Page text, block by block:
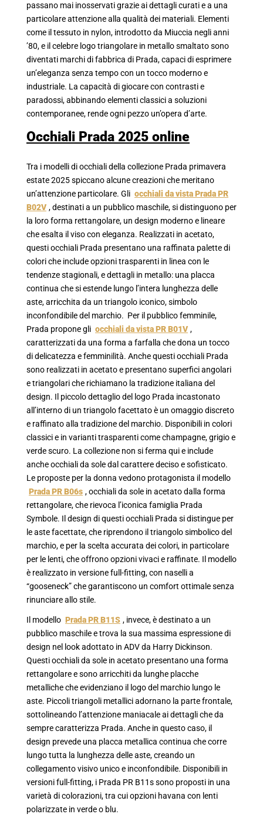
passano mai inosservati grazie ai dettagli curati e a una
particolare attenzione alla qualità dei materiali. Elementi
come il tessuto in nylon, introdotto da Miuccia negli anni
’80, e il celebre logo triangolare in metallo smaltato sono
diventati marchi di fabbrica di Prada, capaci di esprimere
un’eleganza senza tempo con un tocco moderno e
industriale. La capacità di giocare con contrasti e
paradossi, abbinando elementi classici a soluzioni
contemporanee, rende ogni pezzo un’opera d’arte.
Occhiali Prada 2025 online
Tra i modelli di occhiali della collezione Prada primavera
estate 2025 spiccano alcune creazioni che meritano
un’attenzione particolare. Gli occhiali da vista Prada PR
B02V , destinati a un pubblico maschile, si distinguono per
la loro forma rettangolare, un design moderno e lineare
che esalta il viso con eleganza. Realizzati in acetato,
questi occhiali Prada presentano una raffinata palette di
colori che include opzioni trasparenti in linea con le
tendenze stagionali, e dettagli in metallo: una placca
continua che si estende lungo l’intera lunghezza delle
aste, arricchita da un triangolo iconico, simbolo
inconfondibile del marchio. Per il pubblico femminile,
Prada propone gli occhiali da vista PR B01V ,
caratterizzati da una forma a farfalla che dona un tocco
di delicatezza e femminilità. Anche questi occhiali Prada
sono realizzati in acetato e presentano superfici angolari
e triangolari che richiamano la tradizione italiana del
design. Il piccolo dettaglio del logo Prada incastonato
all’interno di un triangolo facettato è un omaggio discreto
e raffinato alla tradizione del marchio. Disponibili in colori
classici e in varianti trasparenti come champagne, grigio e
verde scuro. La collezione non si ferma qui e include
anche occhiali da sole dal carattere deciso e sofisticato.
Le proposte per la donna vedono protagonista il modello
Prada PR B06s , occhiali da sole in acetato dalla forma
rettangolare, che rievoca l’iconica famiglia Prada
Symbole. Il design di questi occhiali Prada si distingue per
le aste facettate, che riprendono il triangolo simbolico del
marchio, e per la scelta accurata dei colori, in particolare
per le lenti, che offrono opzioni vivaci e raffinate. Il modello
è realizzato in versione full-fitting, con naselli a
“gooseneck” che garantiscono un comfort ottimale senza
rinunciare allo stile.
Il modello Prada PR B11S , invece, è destinato a un
pubblico maschile e trova la sua massima espressione di
design nel look adottato in ADV da Harry Dickinson.
Questi occhiali da sole in acetato presentano una forma
rettangolare e sono arricchiti da lunghe placche
metalliche che evidenziano il logo del marchio lungo le
aste. Piccoli triangoli metallici adornano la parte frontale,
sottolineando l’attenzione maniacale ai dettagli che da
sempre caratterizza Prada. Anche in questo caso, il
design prevede una placca metallica continua che corre
lungo tutta la lunghezza delle aste, creando un
collegamento visivo unico e inconfondibile. Disponibili in
versioni full-fitting, i Prada PR B11s sono proposti in una
varietà di colorazioni, tra cui opzioni havana con lenti
polarizzate in verde o blu.